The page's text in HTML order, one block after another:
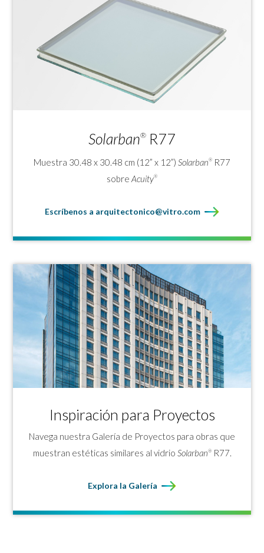
Solarban® R77
Muestra 30.48 x 30.48 cm (12” x 12”) Solarban® R77
sobre Acuity®
Escríbenos a arquitectonico@vitro.com
Inspiración para Proyectos
Navega nuestra Galería de Proyectos para obras que
muestran estéticas similares al vidrio Solarban®R77.
Explora la Galería